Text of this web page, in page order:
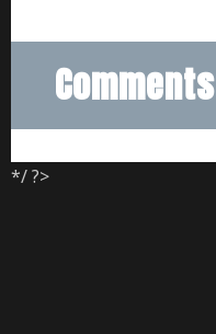
Comments
*/ ?>